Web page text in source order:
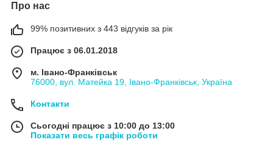
Про нас
99% позитивних з 443 відгуків за рік
Працює з 06.01.2018
м. Івано-Франківськ
76000, вул. Матейка 19, Івано-Франківськ, Україна
Контакти
Сьогодні працює з 10:00 до 13:00
Показати весь графік роботи